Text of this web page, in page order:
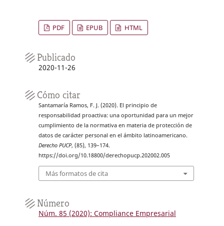
PDF EPUB HTML
Publicado
2020-11-26
Cómo citar
Santamaría Ramos, F. J. (2020). El principio de
responsabilidad proactiva: una oportunidad para un mejor
cumplimiento de la normativa en materia de protección de
datos de carácter personal en el ámbito latinoamericano.
Derecho PUCP, (85), 139–174.
https://doi.org/10.18800/derechopucp.202002.005
Más formatos de cita
Número
Núm. 85 (2020): Compliance Empresarial